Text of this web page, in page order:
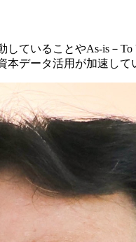
していることやAs-is－
データ活用が加速し